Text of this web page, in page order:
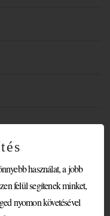
A
használat, a jobb
felül segítenek minket,
nyomon követésével